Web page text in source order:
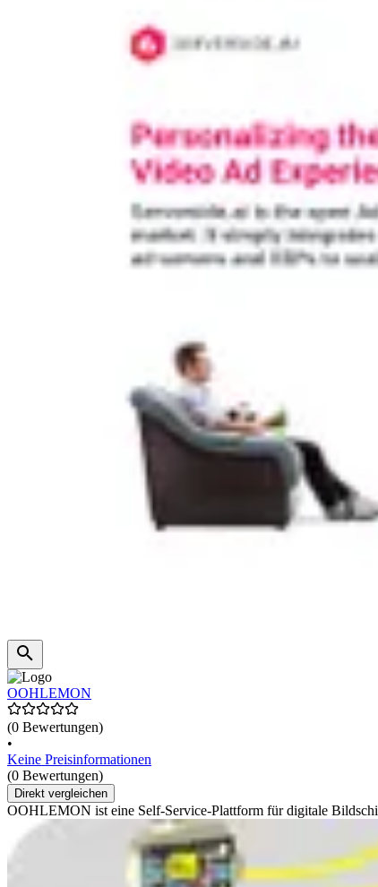
OOHLEMON
(0 Bewertungen)
•
Keine Preisinformationen
(0 Bewertungen)
Direkt vergleichen
OOHLEMON ist eine Self-Service-Plattform für digitale